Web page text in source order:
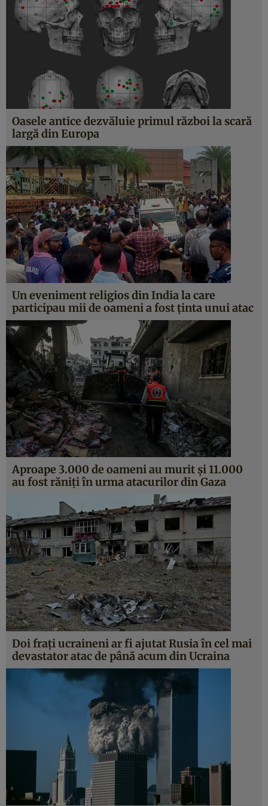
Oasele antice dezvăluie primul război la scară
largă din Europa
Un eveniment religios din India la care
participau mii de oameni a fost ținta unui atac
Aproape 3.000 de oameni au murit și 11.000
au fost răniți în urma atacurilor din Gaza
Doi frați ucraineni ar fi ajutat Rusia în cel mai
devastator atac de până acum din Ucraina